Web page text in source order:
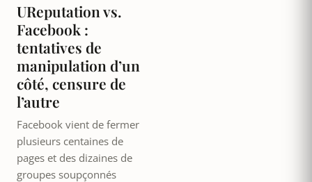
UReputation vs.
Facebook :
tentatives de
manipulation d’un
côté, censure de
l’autre
Facebook vient de fermer
plusieurs centaines de
pages et des dizaines de
groupes soupçonnés